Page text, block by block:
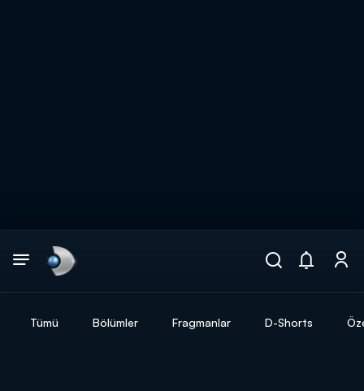
Tümü Bölümler Fragmanlar D-Shorts